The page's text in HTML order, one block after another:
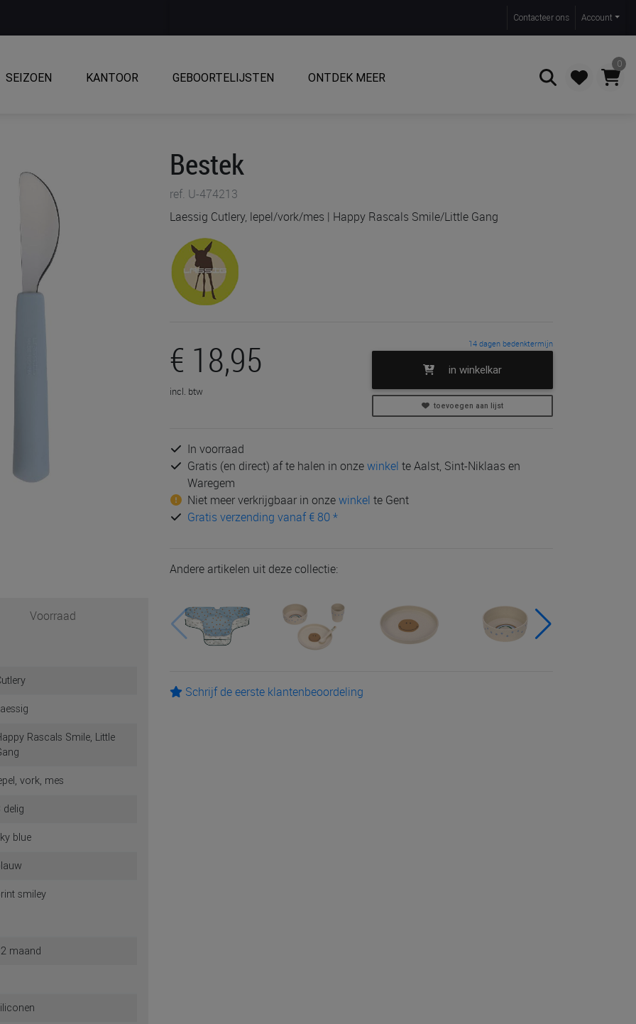
Contacteer ons Account
SEIZOEN KANTOOR GEBOORTELIJSTEN ONTDEK MEER
0
Voorraad
Rascals Smile, Little
vork, mes
delig
blue
smiley
maand
Bestek
ref. U-474213
Laessig Cutlery, lepel/vork/mes | Happy Rascals Smile/Little Gang
€ 18,95
incl. btw
14 dagen bedenktermijn
in winkelkar
toevoegen aan lijst
In voorraad
Gratis (en direct) af te halen in onzewinkel te Aalst, Sint-Niklaas en
Waregem
Niet meer verkrijgbaar in onzewinkel te Gent
Gratis verzending vanaf € 80 *
Andere artikelen uit deze collectie:
Schrijf de eerste klantenbeoordeling